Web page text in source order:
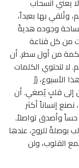
وتُلقي بها بعيداً،
وجوده هديةً
من كل قناعة
من أول سطر. أن
لا لتحتوي الكلمات
الأسبوع، زرّ
إلى قلبٍ يُصغي. أن
نصنع إنساناً أكثر
حساً وأصدق تواصلاً.
بوصلةً للروح، عندها
القلوب، ولن